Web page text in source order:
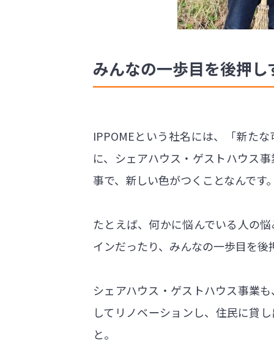
みんなの一歩目を後押し
IPPOMEという社名には、「新た
に、シェアハウス・ゲストハウス
事で、新しい色がつくことなんです。
たとえば、何かに悩んでいる人の
インだったり、みんなの一歩目を後
シェアハウス・ゲストハウス事業
してリノベーションし、住民に貸
と。